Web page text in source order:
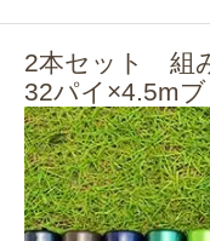
2本セット 組
32パイ×4.5m